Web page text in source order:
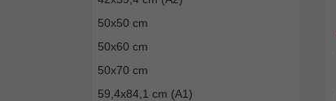
50x50 cm
50x60 cm
50x70 cm
59,4x84,1 cm (A1)